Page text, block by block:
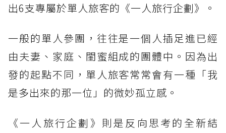
出6支專屬於單人旅客的《一人旅行企劃》。
一般的單人參團，往往是一個人插足進已經
由夫妻、家庭、閨蜜組成的團體中。因為出
發的起點不同，單人旅客常常會有一種「我
是多出來的那一位」的微妙孤立感。
《一人旅行企劃》則是反向思考的全新結